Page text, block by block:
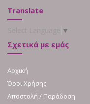
Translate
▼
Σχετικά με εμάς
Αρχική
Όροι Χρήσης
Αποστολή / Παράδοση